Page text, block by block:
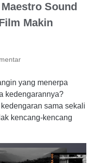
Sound
Makin
yang menerpa
kedengarannya?
sama sekali
kencang-kencang